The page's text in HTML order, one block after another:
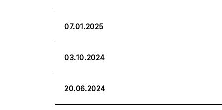
07.01.2025
03.10.2024
20.06.2024